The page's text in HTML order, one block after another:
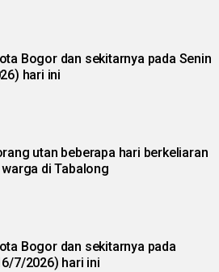
Bogor dan sekitarnya pada Senin
hari ini
utan beberapa hari berkeliaran
di Tabalong
Bogor dan sekitarnya pada
7/2026) hari ini